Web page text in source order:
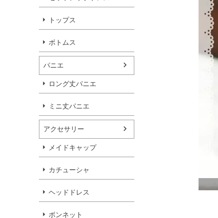
トップス
ボトムス
パニエ
ロング丈パニエ
ミニ丈パニエ
アクセサリー
メイドキャップ
カチューシャ
ヘッドドレス
ボンネット